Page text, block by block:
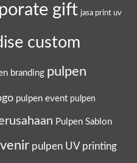
gift jasa print uv
custom
branding pulpen
pulpen event pulpen
Pulpen Sablon
pulpen UV printing